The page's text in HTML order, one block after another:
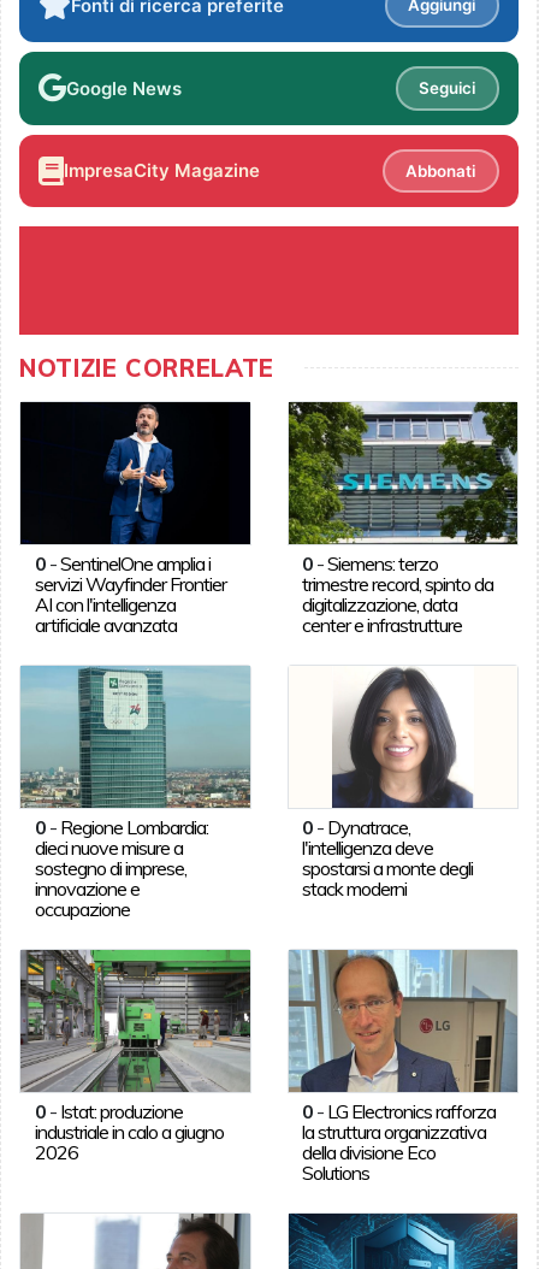
Fonti di ricerca preferite Aggiungi
Google News Seguici
ImpresaCity Magazine Abbonati
NOTIZIE CORRELATE
0-SentinelOne amplia i
servizi Wayfinder Frontier
AI con l'intelligenza
artificiale avanzata
0 -Siemens: terzo
trimestre record, spinto da
digitalizzazione, data
center e infrastrutture
0- Regione Lombardia:
dieci nuove misure a
sostegno di imprese,
innovazione e
occupazione
0 - Dynatrace,
l'intelligenza deve
spostarsi a monte degli
stack moderni
0- Istat: produzione
industriale in calo a giugno
2026
0 - LG Electronics rafforza
la struttura organizzativa
della divisione Eco
Solutions